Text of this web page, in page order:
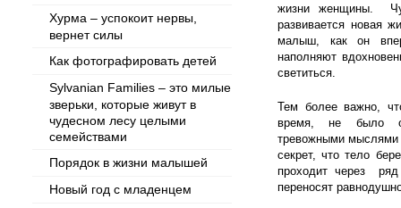
Хурма – успокоит нервы,
вернет силы
Как фотографировать детей
Sylvanian Families – это милые
зверьки, которые живут в
чудесном лесу целыми
семействами
Порядок в жизни малышей
Новый год с младенцем
жизни женщины.
развивается новая
малыш, как он
наполняют
светиться.
Тем более важно,
время, не было
тревожными мыслями
секрет, что тело
проходит через
переносят